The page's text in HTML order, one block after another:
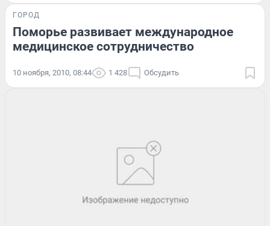
ГОРОД
Поморье развивает международное
медицинское сотрудничество
10 ноября, 2010, 08:44 1 428 Обсудить